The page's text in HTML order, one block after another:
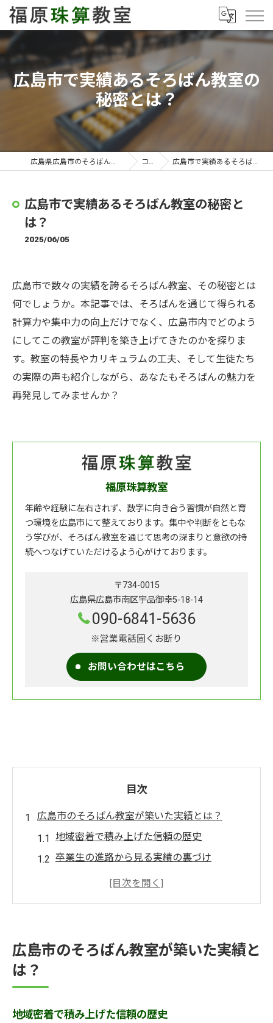
広島市で実績あるそろばん教室の
秘密とは？
広島県広島市のそろばん教室なら福原珠算教室 コラム 広島市で実績あるそろばん教室の秘密とは？
広島市で実績あるそろばん教室の秘密と
は？
2025/06/05
広島市で数々の実績を誇るそろばん教室、その秘密とは
何でしょうか。本記事では、そろばんを通じて得られる
計算力や集中力の向上だけでなく、広島市内でどのよう
にしてこの教室が評判を築き上げてきたのかを探りま
す。教室の特長やカリキュラムの工夫、そして生徒たち
の実際の声も紹介しながら、あなたもそろばんの魅力を
再発見してみませんか？
福原珠算教室
年齢や経験に左右されず、数字に向き合う習慣が自然と育
つ環境を広島市にて整えております。集中や判断をともな
う学びが、そろばん教室を通じて思考の深まりと意欲の持
続へつなげていただけるよう心がけております。
〒734-0015
広島県広島市南区宇品御幸5-18-14
090-6841-5636
※営業電話固くお断り
お問い合わせはこちら
目次
広島市のそろばん教室が築いた実績とは？
地域密着で積み上げた信頼の歴史
卒業生の進路から見る実績の裏づけ
広島市内での受賞歴や表彰実績
地域社会への貢献とその影響
広島市のそろばん教室が築いた実績と
は？
地域密着で積み上げた信頼の歴史